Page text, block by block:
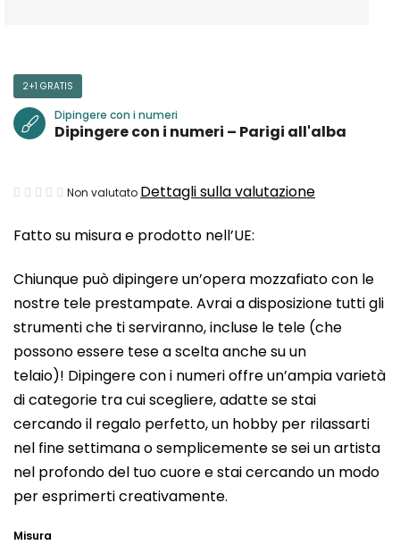
Fatto su misura e prodotto nell’UE:
Chiunque può dipingere un’opera mozzafiato con le
nostre tele prestampate. Avrai a disposizione tutti gli
strumenti che ti serviranno, incluse le tele (che
possono essere tese a scelta anche su un
telaio)! Dipingere con i numeri offre un’ampia varietà
di categorie tra cui scegliere, adatte se stai
cercando il regalo perfetto, un hobby per rilassarti
nel fine settimana o semplicemente se sei un artista
nel profondo del tuo cuore e stai cercando un modo
per esprimerti creativamente.
Misura
2+1 GRATIS
Dipingere con i numeri
Dipingere con i numeri – Parigi all'alba
La
media
prodotto
è
0,0
su
5
stelle.
Non valutato Dettagli sulla valutazione